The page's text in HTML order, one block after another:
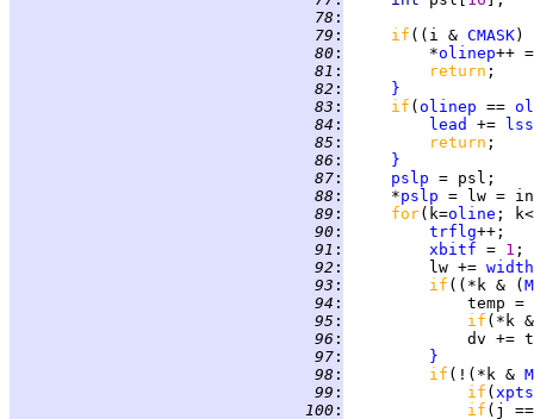
  78
:
  79
: if ((i & CMASK)
  80
:
         *
olinep
  81
: return
  82
:
}
  83
: if ( olinep ==
  84
: lead +=
lss
  85
: return
  86
:
}
  87
: pslp
  88
:
     *
pslp = lw =
  89
: for(k=oline ; k<
  90
: trflg
  91
: xbitf = 1
  92
:
         lw +=
width
  93
: if ((*k & (
  94
:
temp =
  95
: if (*k
  96
:
  97
:
}
  98
: if (!(*k &
  99
: if ( xpts
100 : if (j